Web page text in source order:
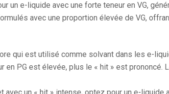
un e-liquide avec une forte teneur en VG,
avec une proportion élevée de VG,
qui est utilisé comme solvant dans les e-
en PG est élevée, plus le « hit » est